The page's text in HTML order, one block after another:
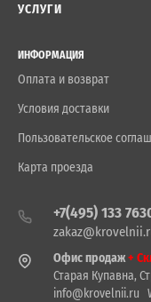
УСЛУГИ
ИНФОРМАЦИЯ
Оплата и возврат
Условия доставки
Пользовательское
Карта проезда
+7(495) 133
Офис продаж+
Старая Купавна,
info@krovelnii.ru